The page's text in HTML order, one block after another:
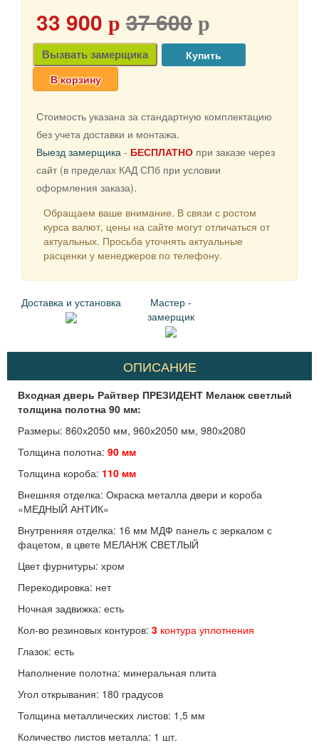
33 900 p 37 600 p
Вызвать замерщика
В корзину
Стоимость указана за стандартную комплектацию
без учета доставки и монтажа.
Выезд замерщика - БЕСПЛАТНО при заказе через
сайт (в пределах КАД СПб при условии
оформления заказа).
Обращаем ваше внимание. В связи с ростом
курса валют, цены на сайте могут отличаться от
актуальных. Просьба уточнять актуальные
расценки у менеджеров по телефону.
Доставка и установка
Мастер -
замерщик
ОПИСАНИЕ
Входная дверь Райтвер ПРЕЗИДЕНТ Меланж светлый
толщина полотна 90 мм:
Размеры: 860х2050 мм, 960х2050 мм, 980х2080
Толщина полотна: 90 мм
Толщина короба: 110 мм
Внешняя отделка: Окраска металла двери и короба
«МЕДНЫЙ АНТИК»
Внутренняя отделка: 16 мм МДФ панель с зеркалом с
фацетом, в цвете МЕЛАНЖ СВЕТЛЫЙ
Цвет фурнитуры: хром
Перекодировка: нет
Ночная задвижка: есть
Кол-во резиновых контуров: 3 контура уплотнения
Глазок: есть
Наполнение полотна: минеральная плита
Угол открывания: 180 градусов
Толщина металлических листов: 1,5 мм
Количество листов металла: 1 шт.